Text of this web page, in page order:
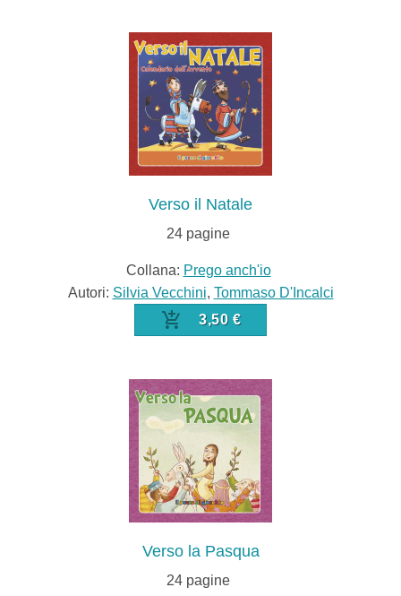
Verso il Natale
24 pagine
Collana: Prego anch'io
Autori: Silvia Vecchini, Tommaso D'Incalci
3,50 €
Verso la Pasqua
24 pagine